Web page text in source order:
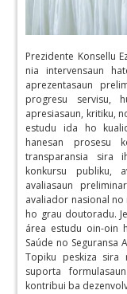
Prezidente Konsellu
nia intervensaun
aprezentasaun
progresu servisu,
apresiasaun, kritiku,
estudu ida ho
hanesan prosesu
transparansia sira
konkursu publiku,
avaliasaun
avaliador nasional
ho grau doutoradu.
área estudu oin-oin
Saúde no Seguransa
Topiku peskiza sira
suporta
kontribui ba